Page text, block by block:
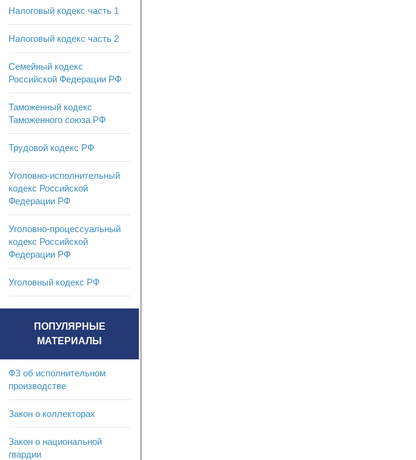
Налоговый кодекс часть 1
Налоговый кодекс часть 2
Семейный кодекс
Российской Федерации РФ
Таможенный кодекс
Таможенного союза РФ
Трудовой кодекс РФ
Уголовно-исполнительный
кодекс Российской
Федерации РФ
Уголовно-процессуальный
кодекс Российской
Федерации РФ
Уголовный кодекс РФ
ПОПУЛЯРНЫЕ
МАТЕРИАЛЫ
ФЗ об исполнительном
производстве
Закон о коллекторах
Закон о национальной
гвардии